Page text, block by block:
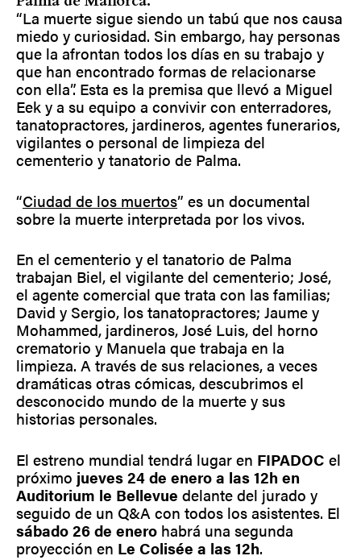
“La muerte sigue siendo un tabú que nos causa
miedo y curiosidad. Sin embargo, hay personas
que la afrontan todos los días en su trabajo y
que han encontrado formas de relacionarse
con ella”. Esta es la premisa que llevó a Miguel
Eek y a su equipo a convivir con enterradores,
tanatopractores, jardineros, agentes funerarios,
vigilantes o personal de limpieza del
cementerio y tanatorio de Palma.
“Ciudad de los muertos” es un documental
sobre la muerte interpretada por los vivos.
En el cementerio y el tanatorio de Palma
trabajan Biel, el vigilante del cementerio; José,
el agente comercial que trata con las familias;
David y Sergio, los tanatopractores; Jaume y
Mohammed, jardineros, José Luis, del horno
crematorio y Manuela que trabaja en la
limpieza. A través de sus relaciones, a veces
dramáticas otras cómicas, descubrimos el
desconocido mundo de la muerte y sus
historias personales.
El estreno mundial tendrá lugar en FIPADOC el
próximo jueves 24 de enero a las 12h en
Auditorium le Bellevue delante del jurado y
seguido de un Q&A con todos los asistentes. El
sábado 26 de enero habrá una segunda
proyección en Le Colisée a las 12h.